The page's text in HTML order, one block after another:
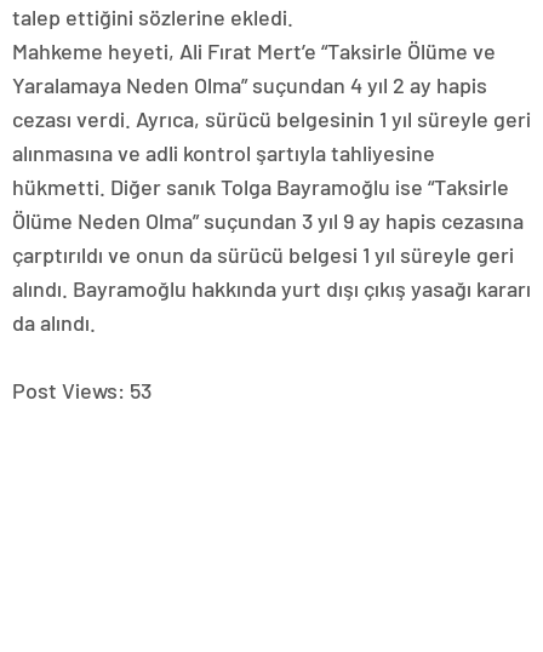
talep ettiğini sözlerine ekledi.
Mahkeme heyeti, Ali Fırat Mert’e “Taksirle Ölüme ve
Yaralamaya Neden Olma” suçundan 4 yıl 2 ay hapis
cezası verdi. Ayrıca, sürücü belgesinin 1 yıl süreyle geri
alınmasına ve adli kontrol şartıyla tahliyesine
hükmetti. Diğer sanık Tolga Bayramoğlu ise “Taksirle
Ölüme Neden Olma” suçundan 3 yıl 9 ay hapis cezasına
çarptırıldı ve onun da sürücü belgesi 1 yıl süreyle geri
alındı. Bayramoğlu hakkında yurt dışı çıkış yasağı kararı
da alındı.
Post Views: 53